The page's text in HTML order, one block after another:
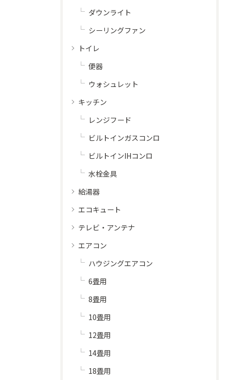
ダウンライト
シーリングファン
トイレ
便器
ウォシュレット
キッチン
レンジフード
ビルトインガスコンロ
ビルトインIHコンロ
水栓金具
給湯器
エコキュート
テレビ・アンテナ
エアコン
ハウジングエアコン
6畳用
8畳用
10畳用
12畳用
14畳用
18畳用